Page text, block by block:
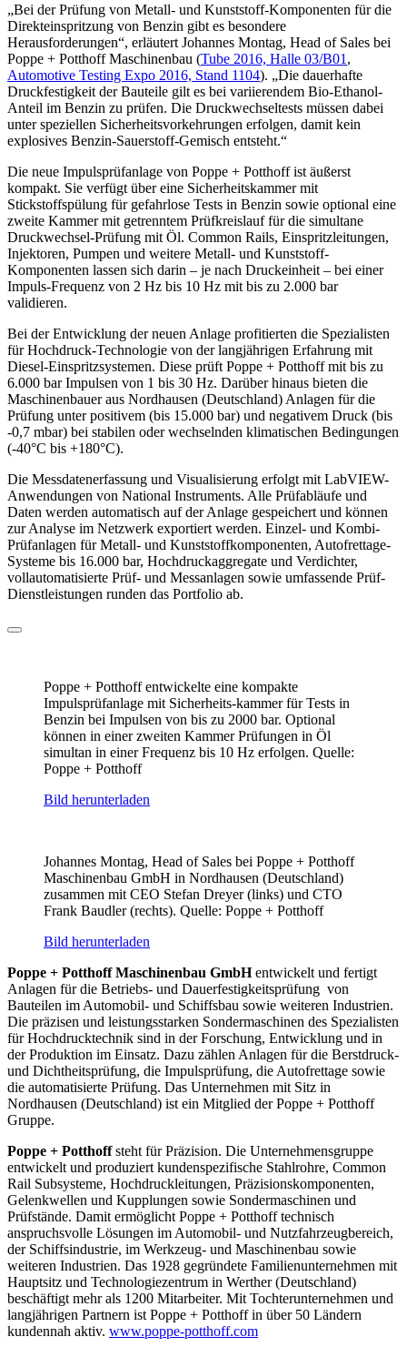
„Bei der Prüfung von Metall- und Kunststoff-Komponenten für die
Direkteinspritzung von Benzin gibt es besondere
Herausforderungen“, erläutert Johannes Montag, Head of Sales bei
Poppe + Potthoff Maschinenbau (Tube 2016, Halle 03/B01 ,
Automotive Testing Expo 2016, Stand 1104). „Die dauerhafte
Druckfestigkeit der Bauteile gilt es bei variierendem Bio-Ethanol-
Anteil im Benzin zu prüfen. Die Druckwechseltests müssen dabei
unter speziellen Sicherheitsvorkehrungen erfolgen, damit kein
explosives Benzin-Sauerstoff-Gemisch entsteht.“
Die neue Impulsprüfanlage von Poppe + Potthoff ist äußerst
kompakt. Sie verfügt über eine Sicherheitskammer mit
Stickstoffspülung für gefahrlose Tests in Benzin sowie optional eine
zweite Kammer mit getrenntem Prüfkreislauf für die simultane
Druckwechsel-Prüfung mit Öl. Common Rails, Einspritzleitungen,
Injektoren, Pumpen und weitere Metall- und Kunststoff-
Komponenten lassen sich darin – je nach Druckeinheit – bei einer
Impuls-Frequenz von 2 Hz bis 10 Hz mit bis zu 2.000 bar
validieren.
Bei der Entwicklung der neuen Anlage profitierten die Spezialisten
für Hochdruck-Technologie von der langjährigen Erfahrung mit
Diesel-Einspritzsystemen. Diese prüft Poppe + Potthoff mit bis zu
6.000 bar Impulsen von 1 bis 30 Hz. Darüber hinaus bieten die
Maschinenbauer aus Nordhausen (Deutschland) Anlagen für die
Prüfung unter positivem (bis 15.000 bar) und negativem Druck (bis
-0,7 mbar) bei stabilen oder wechselnden klimatischen Bedingungen
(-40°C bis +180°C).
Die Messdatenerfassung und Visualisierung erfolgt mit LabVIEW-
Anwendungen von National Instruments. Alle Prüfabläufe und
Daten werden automatisch auf der Anlage gespeichert und können
zur Analyse im Netzwerk exportiert werden. Einzel- und Kombi-
Prüfanlagen für Metall- und Kunststoffkomponenten, Autofrettage-
Systeme bis 16.000 bar, Hochdruckaggregate und Verdichter,
vollautomatisierte Prüf- und Messanlagen sowie umfassende Prüf-
Dienstleistungen runden das Portfolio ab.
Poppe + Potthoff entwickelte eine kompakte
Impulsprüfanlage mit Sicherheits-kammer für Tests in
Benzin bei Impulsen von bis zu 2000 bar. Optional
können in einer zweiten Kammer Prüfungen in Öl
simultan in einer Frequenz bis 10 Hz erfolgen. Quelle:
Poppe + Potthoff
Bild herunterladen
Johannes Montag, Head of Sales bei Poppe + Potthoff
Maschinenbau GmbH in Nordhausen (Deutschland)
zusammen mit CEO Stefan Dreyer (links) und CTO
Frank Baudler (rechts). Quelle: Poppe + Potthoff
Bild herunterladen
Poppe + Potthoff Maschinenbau GmbHentwickelt und fertigt
Anlagen für die Betriebs- und Dauerfestigkeitsprüfung von
Bauteilen im Automobil- und Schiffsbau sowie weiteren Industrien.
Die präzisen und leistungsstarken Sondermaschinen des Spezialisten
für Hochdrucktechnik sind in der Forschung, Entwicklung und in
der Produktion im Einsatz. Dazu zählen Anlagen für die Berstdruck-
und Dichtheitsprüfung, die Impulsprüfung, die Autofrettage sowie
die automatisierte Prüfung. Das Unternehmen mit Sitz in
Nordhausen (Deutschland) ist ein Mitglied der Poppe + Potthoff
Gruppe.
Poppe + Potthoffsteht für Präzision. Die Unternehmensgruppe
entwickelt und produziert kundenspezifische Stahlrohre, Common
Rail Subsysteme, Hochdruckleitungen, Präzisionskomponenten,
Gelenkwellen und Kupplungen sowie Sondermaschinen und
Prüfstände. Damit ermöglicht Poppe + Potthoff technisch
anspruchsvolle Lösungen im Automobil- und Nutzfahrzeugbereich,
der Schiffsindustrie, im Werkzeug- und Maschinenbau sowie
weiteren Industrien. Das 1928 gegründete Familienunternehmen mit
Hauptsitz und Technologiezentrum in Werther (Deutschland)
beschäftigt mehr als 1200 Mitarbeiter. Mit Tochterunternehmen und
langjährigen Partnern ist Poppe + Potthoff in über 50 Ländern
kundennah aktiv. www.poppe-potthoff.com